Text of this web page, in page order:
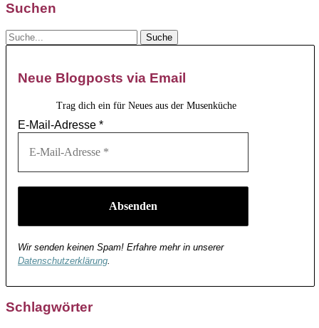
Suchen
Neue Blogposts via Email
Trag dich ein für Neues aus der Musenküche
E-Mail-Adresse *
Wir senden keinen Spam! Erfahre mehr in unserer
Datenschutzerklärung
Schlagwörter